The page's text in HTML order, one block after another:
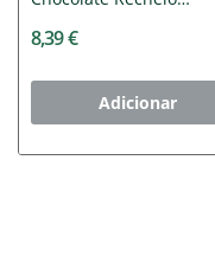
8,39 €
Adicionar